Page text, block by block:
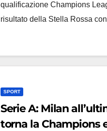
qualificazione Champions
risultato della Stella Rossa
SPORT
Serie A: Milan
torna la Champions